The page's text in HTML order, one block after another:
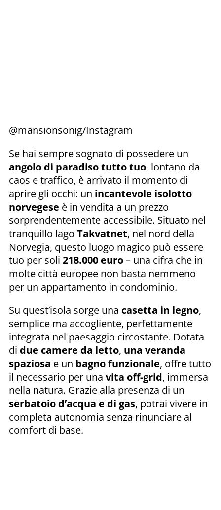
@mansionsonig/Instagram
Se hai sempre sognato di possedere un
angolo di paradiso tutto tuo, lontano da
caos e traffico, è arrivato il momento di
aprire gli occhi: un incantevole isolotto
norvegese è in vendita a un prezzo
sorprendentemente accessibile. Situato nel
tranquillo lago Takvatnet, nel nord della
Norvegia, questo luogo magico può essere
tuo per soli 218.000 euro– una cifra che in
molte città europee non basta nemmeno
per un appartamento in condominio.
Su quest’isola sorge una casetta in legno,
semplice ma accogliente, perfettamente
integrata nel paesaggio circostante. Dotata
di due camere da letto, una veranda
spaziosa e un bagno funzionale, offre tutto
il necessario per una vita off-grid, immersa
nella natura. Grazie alla presenza di un
serbatoio d’acqua e di gas, potrai vivere in
completa autonomia senza rinunciare al
comfort di base.